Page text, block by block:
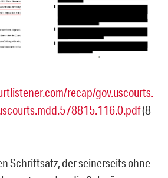
recap/gov.uscourts.
(8
Schriftsatz, der seinerseits ohne